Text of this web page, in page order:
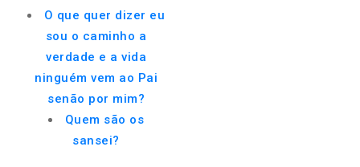
O que quer dizer eu
sou o caminho a
verdade e a vida
ninguém vem ao Pai
senão por mim?
Quem são os
sansei?